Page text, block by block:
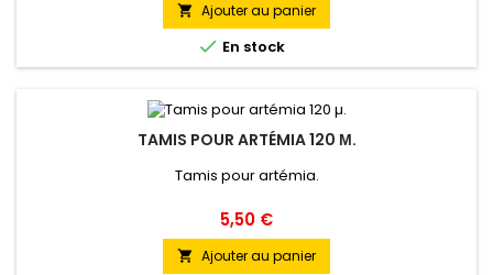
 Ajouter au panier
 En stock
TAMIS POUR ARTÉMIA 120 Μ.
Tamis pour artémia.
Prix
5,50 €
 Ajouter au panier